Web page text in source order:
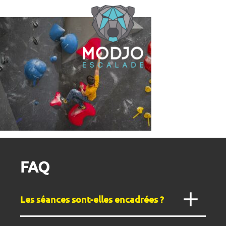
FAQ
Les séances sont-elles encadrées ?
Cookies management panel